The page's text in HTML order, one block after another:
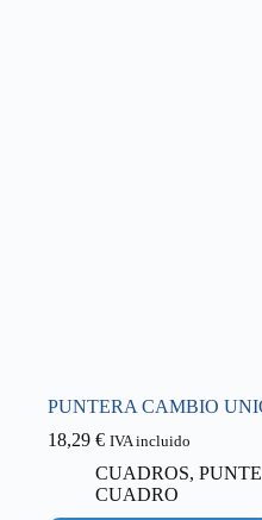
PUNTERA CAMBIO
18,29 € IVA incluido
CUADROS,
CUADRO